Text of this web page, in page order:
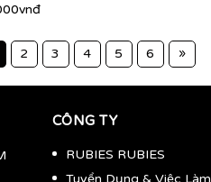
2 3 4 5 6 »
CÔNG TY
RUBIES RUBIES
Tuyển Dụng & Việc Làm